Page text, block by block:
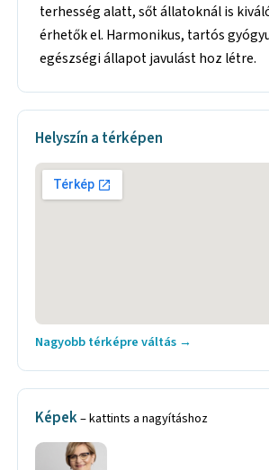
terhesség alatt, sőt állatoknál is
érhetők el. Harmonikus, tartós
egészségi állapot javulást hoz létre.
Helyszín a térképen
Nagyobb térképre váltás →
Képek– kattints a nagyításhoz